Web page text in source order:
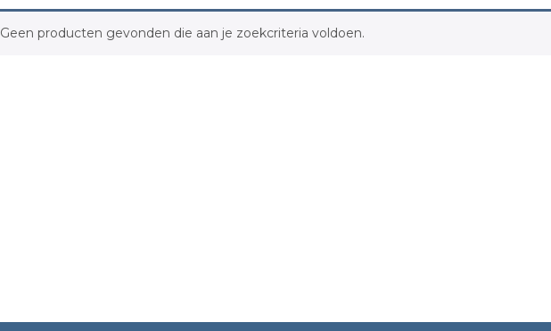
Geen producten gevonden die aan je zoekcriteria voldoen.